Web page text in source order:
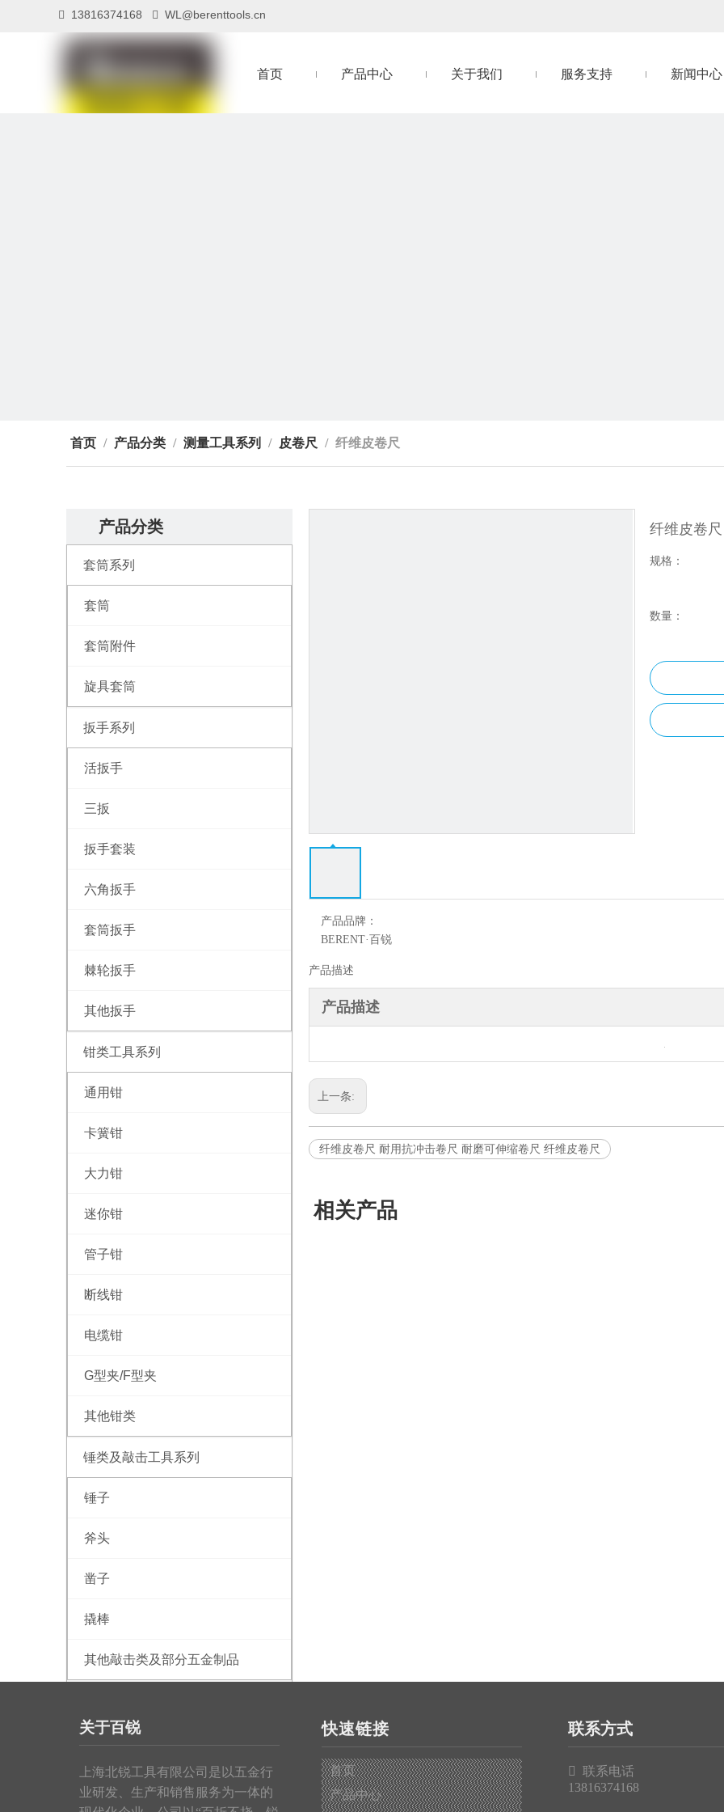
 13816374168  WL@berenttools.cn
首页 产品中心 关于我们 服务支持 新闻中心
首页 / 产品分类 / 测量工具系列 / 皮卷尺 / 纤维皮卷尺
产品分类
套筒系列
套筒
套筒附件
旋具套筒
扳手系列
活扳手
三扳
扳手套装
六角扳手
套筒扳手
棘轮扳手
其他扳手
钳类工具系列
通用钳
卡簧钳
大力钳
迷你钳
管子钳
断线钳
电缆钳
G型夹/F型夹
其他钳类
锤类及敲击工具系列
锤子
斧头
凿子
撬棒
其他敲击类及部分五金制品
皮卷尺
纤维皮卷
规格：
数量：
产品品牌：
BERENT·百锐
产品描述
产品描述
上一条:
纤维皮卷尺 耐用抗冲击卷尺 耐磨可伸缩卷尺 纤维皮卷尺
相关产品
关于百锐
上海北锐工具有限公司是以五金行
业研发、生产和销售服务为一体的
快速链接
首页
产品中心
联系方式

联系电话
13816374168